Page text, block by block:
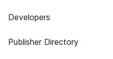
Developers
Publisher Directory